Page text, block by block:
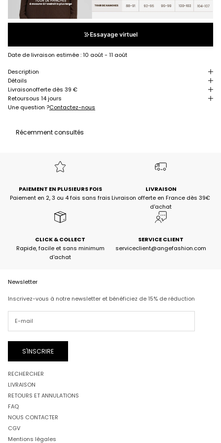
Essayage virtuel
Date de livraison estimée :10 août - 11 août
Description
Détails
Livraisonofferte dès 39 €
Retoursous 14 jours
Une question ?Contactez-nous
Récemment consultés
PAIEMENT EN PLUSIEURS FOIS
Paiement en 2, 3 ou 4 fois sans frais
LIVRAISON
Livraison offerte en France dès 39€
d'achat
CLICK & COLLECT
Rapide, facile et sans minimum
d'achat
SERVICE CLIENT
serviceclient@angefashion.com
Newsletter
Inscrivez-vous à notre newsletter et bénéficiez de 15% de réduction
S'INSCRIRE
RECHERCHER
LIVRAISON
RETOURS ET ANNULATIONS
FAQ
NOUS CONTACTER
CGV
Mentions légales